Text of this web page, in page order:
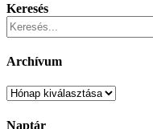
Keresés
Archívum
Archívum
Naptár